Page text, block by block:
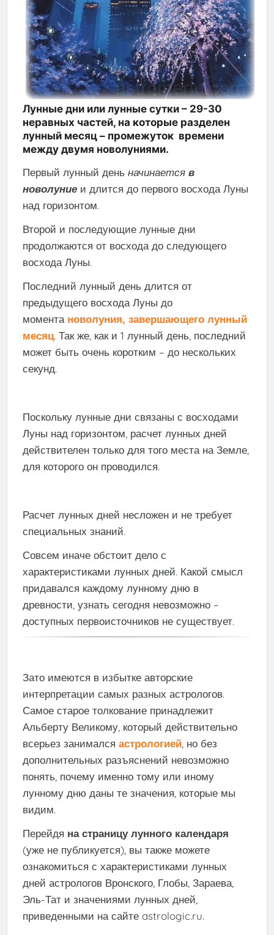
Лунные дни или лунные сутки– 29-30
неравных частей, на которые разделен
лунный месяц – промежуток времени
между двумя новолуниями.
Первый лунный день начинаетсяв
новолуниеи длится до первого восхода Луны
над горизонтом.
Второй и последующие лунные дни
продолжаются от восхода до следующего
восхода Луны.
Последний лунный день длится от
предыдущего восхода Луны до
момента новолуния, завершающего лунный
месяц. Так же, как и 1 лунный день, последний
может быть очень коротким – до нескольких
секунд.
Поскольку лунные дни связаны с восходами
Луны над горизонтом, расчет лунных дней
действителен только для того места на Земле,
для которого он проводился.
Расчет лунных дней несложен и не требует
специальных знаний.
Совсем иначе обстоит дело с
характеристиками лунных дней. Какой смысл
придавался каждому лунному дню в
древности, узнать сегодня невозможно –
доступных первоисточников не существует.
Зато имеются в избытке авторские
интерпретации самых разных астрологов.
Самое старое толкование принадлежит
Альберту Великому, который действительно
всерьез занимался астрологией, но без
дополнительных разъяснений невозможно
понять, почему именно тому или иному
лунному дню даны те значения, которые мы
видим.
Перейдя на страницу лунного календаря
(уже не публикуется), вы также можете
ознакомиться с характеристиками лунных
дней астрологов Вронского, Глобы, Зараева,
Эль-Тат и значениями лунных дней,
приведенными на сайте astrologic.ru.